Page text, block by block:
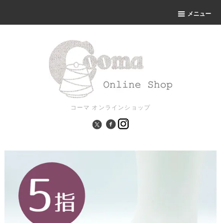
メニュー
コーマ オンラインショップ